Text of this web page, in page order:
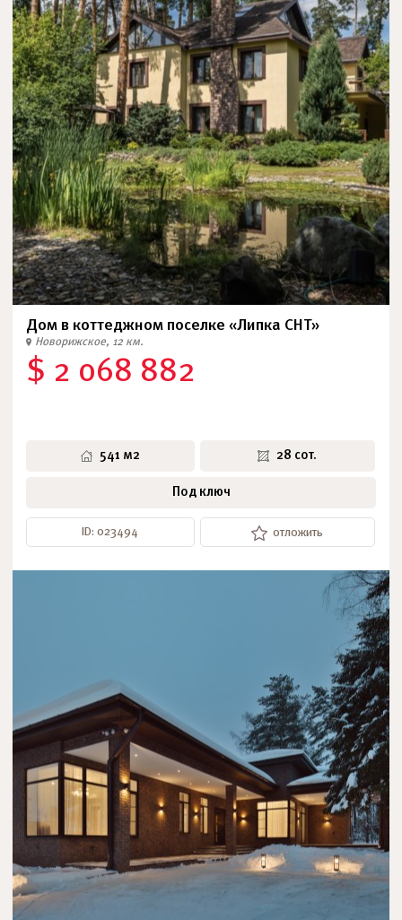
Дом в коттеджном поселке «Липка СНТ»
Новорижское, 12 км.
$ 2 068 882
541 м2 28 сот.
Под ключ
ID: 023494 отложить